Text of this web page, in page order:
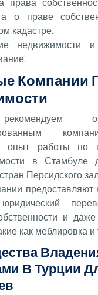
о праве
кадастре.
недвижимости
Компании
опыт работы по
в Стамбуле
Персидского
предоставляют
и
как меблировка
В Турции